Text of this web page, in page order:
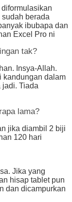
berada
ibubapa dan
Excel Pro ni
tak?
Insya-Allah.
kandungan dalam
jadi. Tiada
lama?
jika diambil 2 biji
120 hari
Jika yang
hisap tablet pun
dan dicampurkan